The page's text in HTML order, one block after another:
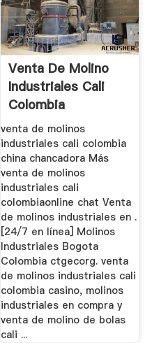
Venta De Molino
Industriales Cali
Colombia
venta de molinos
industriales cali colombia
china chancadora Más
venta de molinos
industriales cali
colombiaonline chat Venta
de molinos industriales en .
[24/7 en línea] Molinos
Industriales Bogota
Colombia ctgecorg. venta
de molinos industriales cali
colombia casino, molinos
industriales en compra y
venta de molino de bolas
cali ...